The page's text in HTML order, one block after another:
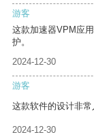
游客
这款加速器VPM应
护。
2024-12-30
游客
这款软件的设计非常
2024-12-30